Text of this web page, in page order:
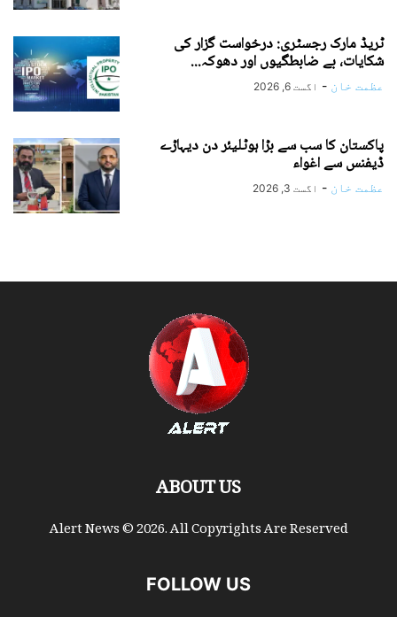
ٹریڈ مارک رجسٹری: درخواست گزار کی
شکایات، بے ضابطگیوں اور دھوکہ...
عظمت خان - اگست 6, 2026
پاکستان کا سب سے بڑا ہوٹلیئر دن دیہاڑے
ڈیفنس سے اغواء
عظمت خان - اگست 3, 2026
ABOUT US
Alert News © 2026. All Copyrights Are Reserved
FOLLOW US